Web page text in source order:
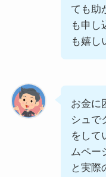
ても助
も申し
も嬉し
お金に
シュで
をして
ムペー
と実際